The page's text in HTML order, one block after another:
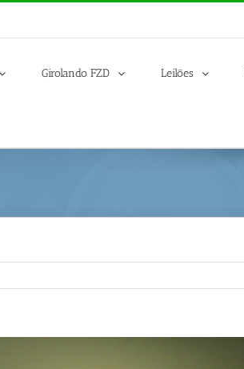
Girolando FZD Leilões